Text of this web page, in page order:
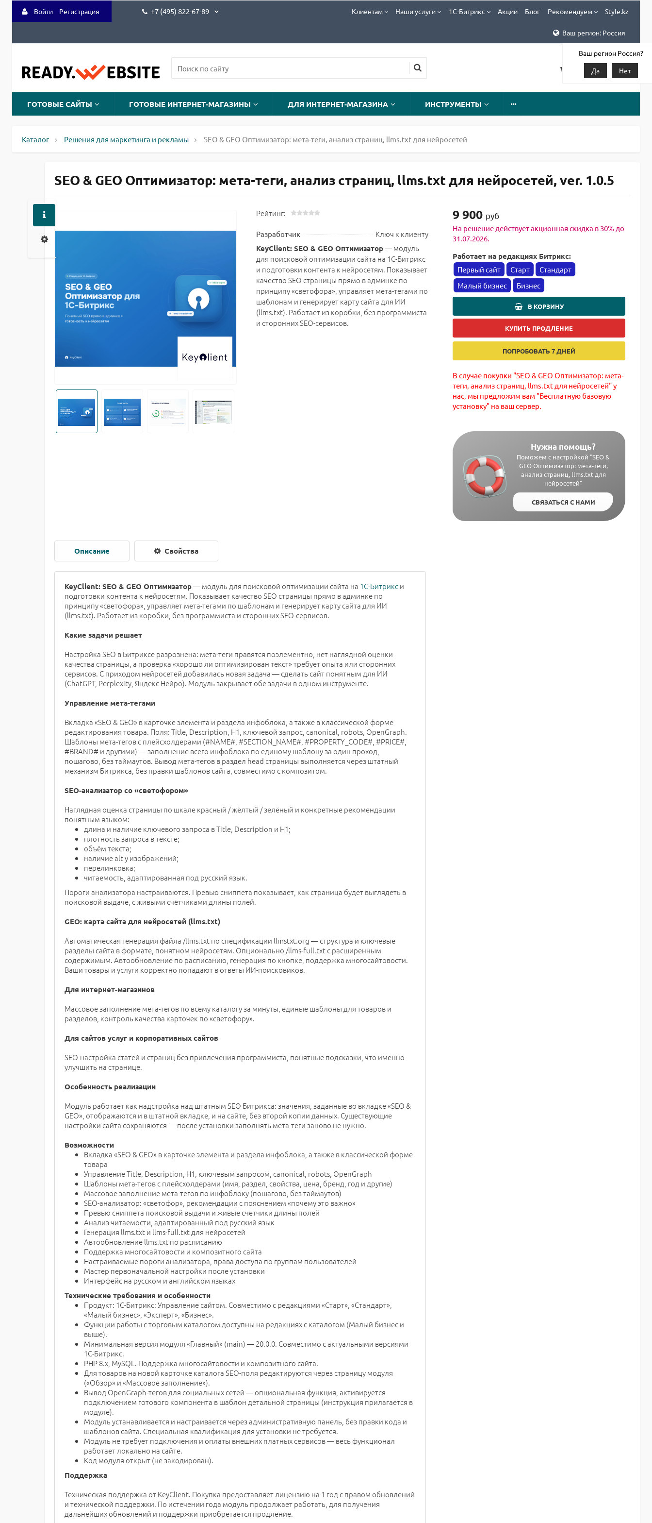
Войти Регистрация +7 (495) 822-67-89 Клиентам Наши услуги 1С-Битрикс Акции Блог Рекомендуем Style.kz
Ваш регион: Россия
Ваш регион Россия?
Да
Нет
ГОТОВЫЕ САЙТЫ ГОТОВЫЕ ИНТЕРНЕТ-МАГАЗИНЫ ДЛЯ ИНТЕРНЕТ-МАГАЗИНА ИНСТРУМЕНТЫ
Каталог Решения для маркетинга и рекламы SEO & GEO Оптимизатор: мета-теги, анализ страниц, llms.txt для нейросетей
SEO & GEO Оптимизатор: мета-теги, анализ страниц, llms.txt для нейросетей, ver. 1.0.5
Рейтинг:
Разработчик Ключ к клиенту
KeyClient: SEO & GEO Оптимизатор— модуль
для поисковой оптимизации сайта на 1С-Битрикс
и подготовки контента к нейросетям. Показывает
качество SEO страницы прямо в админке по
принципу «светофора», управляет мета-тегами по
шаблонам и генерирует карту сайта для ИИ
(llms.txt). Работает из коробки, без программиста
и сторонних SEO-сервисов.
9 900 руб
На решение действует акционная скидка в 30% до
31.07.2026.
Работает на редакциях Битрикс:
Первый сайт Старт
Стандарт
Малый бизнес
Бизнес
В КОРЗИНУ
КУПИТЬ ПРОДЛЕНИЕ
ПОПРОБОВАТЬ 7 ДНЕЙ
В случае покупки "SEO & GEO Оптимизатор: мета-
теги, анализ страниц, llms.txt для нейросетей" у
нас, мы предложим вам "Бесплатную базовую
установку" на ваш сервер.
Нужна помощь?
Поможем с настройкой "SEO &
GEO Оптимизатор: мета-теги,
анализ страниц, llms.txt для
нейросетей"
СВЯЗАТЬСЯ С НАМИ
Описание Свойства
KeyClient: SEO & GEO Оптимизатор— модуль для поисковой оптимизации сайта на 1С-Битрикси
подготовки контента к нейросетям. Показывает качество SEO страницы прямо в админке по
принципу «светофора», управляет мета-тегами по шаблонам и генерирует карту сайта для ИИ
(llms.txt). Работает из коробки, без программиста и сторонних SEO-сервисов.
Какие задачи решает
Настройка SEO в Битриксе разрознена: мета-теги правятся поэлементно, нет наглядной оценки
качества страницы, а проверка «хорошо ли оптимизирован текст» требует опыта или сторонних
сервисов. С приходом нейросетей добавилась новая задача — сделать сайт понятным для ИИ
(ChatGPT, Perplexity, Яндекс Нейро). Модуль закрывает обе задачи в одном инструменте.
Управление мета-тегами
Вкладка «SEO & GEO» в карточке элемента и раздела инфоблока, а также в классической форме
редактирования товара. Поля: Title, Description, H1, ключевой запрос, canonical, robots, OpenGraph.
Шаблоны мета-тегов с плейсхолдерами (#NAME#, #SECTION_NAME#, #PROPERTY_CODE#, #PRICE#,
#BRAND# и другими) — заполнение всего инфоблока по единому шаблону за один проход,
пошагово, без таймаутов. Вывод мета-тегов в раздел head страницы выполняется через штатный
механизм Битрикса, без правки шаблонов сайта, совместимо с композитом.
SEO-анализатор со «светофором»
Наглядная оценка страницы по шкале красный / жёлтый / зелёный и конкретные рекомендации
понятным языком:
длина и наличие ключевого запроса в Title, Description и H1;
плотность запроса в тексте;
объём текста;
наличие alt у изображений;
перелинковка;
читаемость, адаптированная под русский язык.
Пороги анализатора настраиваются. Превью сниппета показывает, как страница будет выглядеть в
поисковой выдаче, с живыми счётчиками длины полей.
GEO: карта сайта для нейросетей (llms.txt)
Автоматическая генерация файла /llms.txt по спецификации llmstxt.org — структура и ключевые
разделы сайта в формате, понятном нейросетям. Опционально /llms-full.txt с расширенным
содержимым. Автообновление по расписанию, генерация по кнопке, поддержка многосайтовости.
Ваши товары и услуги корректно попадают в ответы ИИ-поисковиков.
Для интернет-магазинов
Массовое заполнение мета-тегов по всему каталогу за минуты, единые шаблоны для товаров и
разделов, контроль качества карточек по «светофору».
Для сайтов услуг и корпоративных сайтов
SEO-настройка статей и страниц без привлечения программиста, понятные подсказки, что именно
улучшить на странице.
Особенность реализации
Модуль работает как надстройка над штатным SEO Битрикса: значения, заданные во вкладке «SEO &
GEO», отображаются и в штатной вкладке, и на сайте, без второй копии данных. Существующие
настройки сайта сохраняются — после установки заполнять мета-теги заново не нужно.
Возможности
Вкладка «SEO & GEO» в карточке элемента и раздела инфоблока, а также в классической форме
товара
Управление Title, Description, H1, ключевым запросом, canonical, robots, OpenGraph
Шаблоны мета-тегов с плейсхолдерами (имя, раздел, свойства, цена, бренд, год и другие)
Массовое заполнение мета-тегов по инфоблоку (пошагово, без таймаутов)
SEO-анализатор: «светофор», рекомендации с пояснением «почему это важно»
Превью сниппета поисковой выдачи и живые счётчики длины полей
Анализ читаемости, адаптированный под русский язык
Генерация llms.txt и llms-full.txt для нейросетей
Автообновление llms.txt по расписанию
Поддержка многосайтовости и композитного сайта
Настраиваемые пороги анализатора, права доступа по группам пользователей
Мастер первоначальной настройки после установки
Интерфейс на русском и английском языках
Технические требования и особенности
Продукт: 1С-Битрикс: Управление сайтом. Совместимо с редакциями «Старт», «Стандарт»,
«Малый бизнес», «Эксперт», «Бизнес».
Функции работы с торговым каталогом доступны на редакциях с каталогом (Малый бизнес и
выше).
Минимальная версия модуля «Главный» (main) — 20.0.0. Совместимо с актуальными версиями
1С-Битрикс.
PHP 8.x, MySQL. Поддержка многосайтовости и композитного сайта.
Для товаров на новой карточке каталога SEO-поля редактируются через страницу модуля
(«Обзор» и «Массовое заполнение»).
Вывод OpenGraph-тегов для социальных сетей — опциональная функция, активируется
подключением готового компонента в шаблон детальной страницы (инструкция прилагается в
модуле).
Модуль устанавливается и настраивается через административную панель, без правки кода и
шаблонов сайта. Специальная квалификация для установки не требуется.
Модуль не требует подключения и оплаты внешних платных сервисов — весь функционал
работает локально на сайте.
Код модуля открыт (не закодирован).
Поддержка
Техническая поддержка от KeyClient. Покупка предоставляет лицензию на 1 год с правом обновлений
и технической поддержки. По истечении года модуль продолжает работать, для получения
дальнейших обновлений и поддержки приобретается продление.